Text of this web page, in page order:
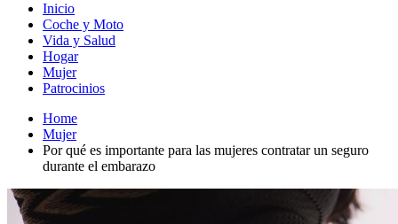
Inicio
Coche y Moto
Vida y Salud
Hogar
Mujer
Patrocinios
Home
Mujer
Por qué es importante para las mujeres contratar un seguro
durante el embarazo